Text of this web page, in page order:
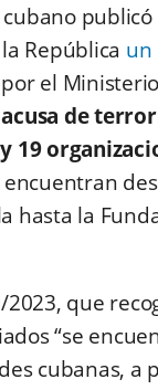
publicó
República un
el
acusa de
19
hasta la
que
“se
cubanas, a